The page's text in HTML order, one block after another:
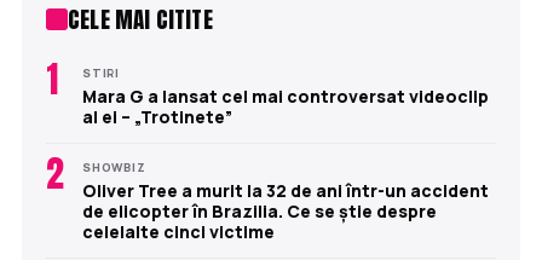
CELE MAI CITITE
1 STIRI
Mara G a lansat cel mai controversat videoclip
al ei – „Trotinete”
2 SHOWBIZ
Oliver Tree a murit la 32 de ani într-un accident
de elicopter în Brazilia. Ce se știe despre
celelalte cinci victime